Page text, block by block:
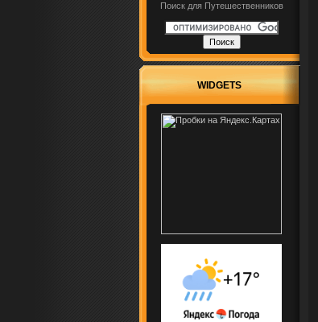
Поиск для Путешественников
WIDGETS